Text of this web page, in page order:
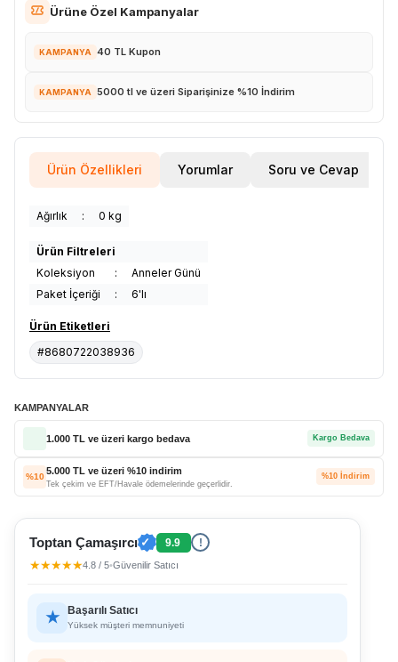
Ürüne Özel Kampanyalar
KAMPANYA 40 TL Kupon
KAMPANYA 5000 tl ve üzeri Siparişinize %10 İndirim
Ürün Özellikleri Yorumlar Soru ve Cevap
Ağırlık : 0 kg
Ürün Filtreleri
Koleksiyon
:
Anneler Günü
Paket İçeriği
: 6'lı
Ürün Etiketleri
#8680722038936
KAMPANYALAR
1.000 TL ve üzeri kargo bedava Kargo Bedava
%10
5.000 TL ve üzeri %10 indirim
Tek çekim ve EFT/Havale ödemelerinde geçerlidir.
%10 İndirim
Toptan Çamaşırcı ✓ 9.9 !
★★★★★4.8 / 5•Güvenilir Satıcı
★ Başarılı Satıcı
Yüksek müşteri memnuniyeti